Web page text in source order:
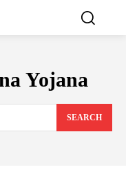
Yojana
SEARCH